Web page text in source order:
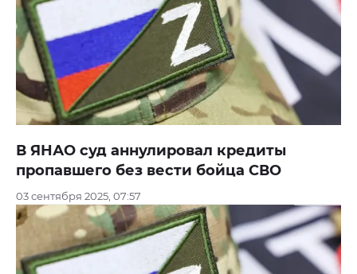
В ЯНАО суд аннулировал кредиты
пропавшего без вести бойца СВО
03 сентября 2025, 07:57